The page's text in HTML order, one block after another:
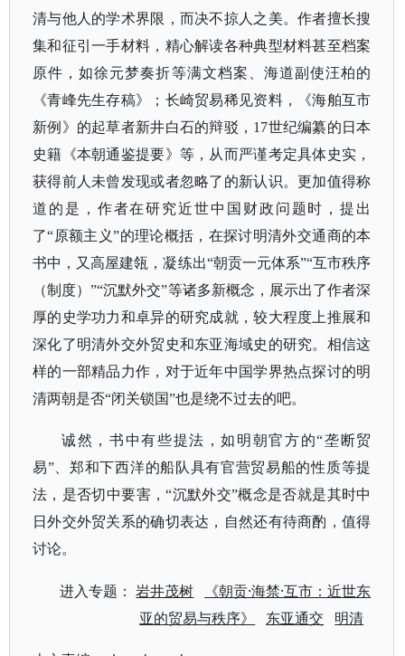
清与他人的学术界限，而决不掠人之美。作者擅长搜
集和征引一手材料，精心解读各种典型材料甚至档案
原件，如徐元梦奏折等满文档案、 海道副使汪柏的
《青峰先生存稿》； 长崎贸易稀见资料，
《海舶互市
新例》的起草者新井白石的辩驳， 17世纪编纂的日本
史籍《本朝通鉴提要》等，从而严谨考定具体史实，
获得前人未曾发现或者忽略了的新认识。更加值得称
道的是，作者在研究近世中国财政问题时，提出
了“原额主义”的理论概括，在探讨明清外交通商的本
书中，又高屋建瓴，凝练出“朝贡一元体系”“互市秩序
（制度）”“沉默外交”等诸多新概念，展示出了作者深
厚的史学功力和卓异的研究成就，较大程度上推展和
深化了明清外交外贸史和东亚海域史的研究。 相信这
样的一部精品力作，对于近年中国学界热点探讨的明
清两朝是否“闭关锁国”也是绕不过去的吧。
诚然，书中有些提法，如明朝官方的“垄断贸
易”、郑和下西洋的船队具有官营贸易船的性质等提
法，是否切中要害，“沉默外交”概念是否就是其时中
日外交外贸关系的确切表达，自然还有待商酌，值得
讨论。
进入专题：岩井茂树
《朝贡·海禁·互市：近世东
亚的贸易与秩序》
东亚通交 明清